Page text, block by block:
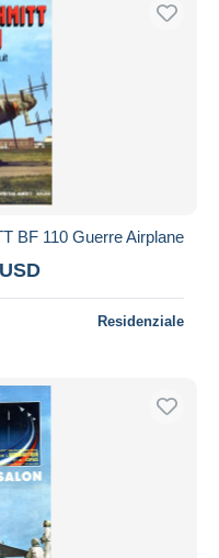
BF 110 Guerre Airplane
Residenziale